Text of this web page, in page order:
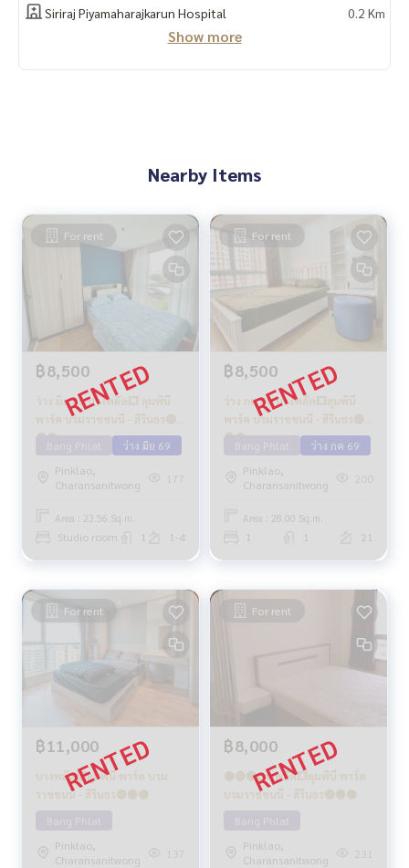
Siriraj Piyamaharajkarun Hospital 0.2 Km
Show more
Nearby Items
For rent
฿8,500
ว่าง มิย 69 บางพลัด💥 ลุมพินี
พาร์ค บรมราชชนนี - สิรินธร🔴
🟢🟡
ว่าง มิย 69
Pinklao,
Charansanitwong
177
Area : 23.56 Sq.m.
Studio room 1 1-4
For rent
฿8,500
ว่าง กค 69 บางพลัด💥ลุมพินี
พาร์ค บรมราชชนนี - สิรินธร🔴
🟢🟡
ว่าง กค 69
Pinklao,
Charansanitwong
200
Area : 28.00 Sq.m.
1 1 21
For rent
฿11,000
บางพลัด💥ลุมพินี พาร์ค บรม
ราชชนนี - สิรินธร🔴🟢🟡
Pinklao,
Charansanitwong
137
For rent
฿8,000
🟡🔴🟢บางพลัด💥ลุมพินี พาร์ค
บรมราชชนนี - สิรินธร🔴🟢🟡
Pinklao,
Charansanitwong